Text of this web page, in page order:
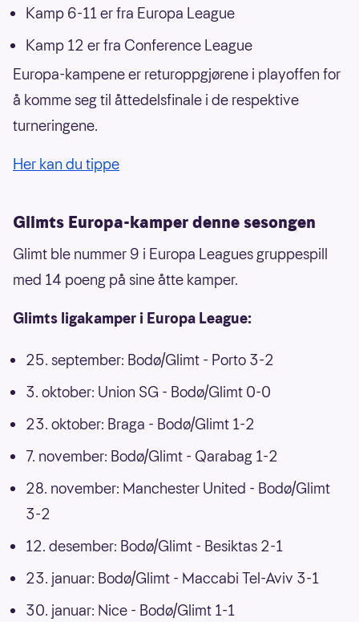
Kamp 6-11 er fra Europa League
Kamp 12 er fra Conference League
Europa-kampene er returoppgjørene i playoffen for
å komme seg til åttedelsfinale i de respektive
turneringene.
Her kan du tippe
Glimts Europa-kamper denne sesongen
Glimt ble nummer 9 i Europa Leagues gruppespill
med 14 poeng på sine åtte kamper.
Glimts ligakamper i Europa League:
25. september: Bodø/Glimt - Porto 3-2
3. oktober: Union SG - Bodø/Glimt 0-0
23. oktober: Braga - Bodø/Glimt 1-2
7. november: Bodø/Glimt - Qarabag 1-2
28. november: Manchester United - Bodø/Glimt
3-2
12. desember: Bodø/Glimt - Besiktas 2-1
23. januar: Bodø/Glimt - Maccabi Tel-Aviv 3-1
30. januar: Nice - Bodø/Glimt 1-1